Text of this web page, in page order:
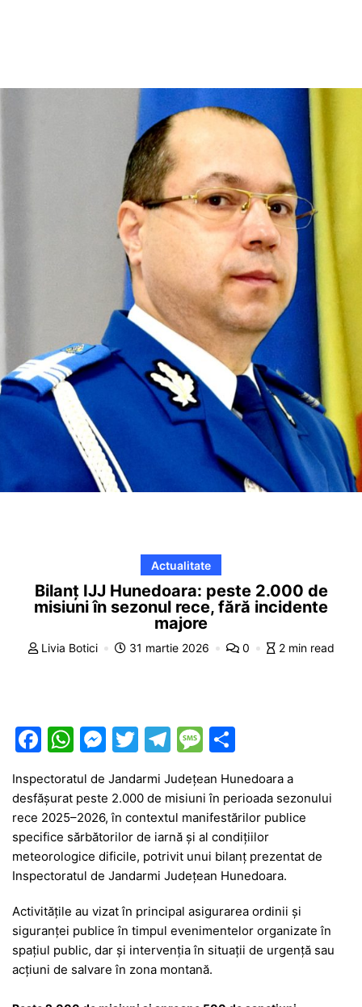
Actualitate
Bilanț IJJ Hunedoara: peste 2.000 de
misiuni în sezonul rece, fără incidente
majore
Livia Botici 31 martie 2026 0 2 min read
F
c
e
b
o
k
W
at
s
A
p
M
s
s
e
n
er
T
w
itt
er
T
e
gr
a
m
M
s
s
a
g
ta
je
a
z
Inspectoratul de Jandarmi Județean Hunedoara a
desfășurat peste 2.000 de misiuni în perioada sezonului
rece 2025–2026, în contextul manifestărilor publice
specifice sărbătorilor de iarnă și al condițiilor
meteorologice dificile, potrivit unui bilanț prezentat de
Inspectoratul de Jandarmi Județean Hunedoara.
Activitățile au vizat în principal asigurarea ordinii și
siguranței publice în timpul evenimentelor organizate în
spațiul public, dar și intervenția în situații de urgență sau
acțiuni de salvare în zona montană.